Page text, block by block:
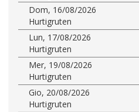
Dom, 16/08/2026
Hurtigruten
Lun, 17/08/2026
Hurtigruten
Mer, 19/08/2026
Hurtigruten
Gio, 20/08/2026
Hurtigruten